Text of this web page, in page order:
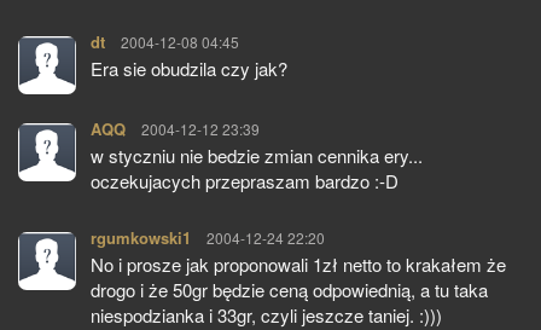
dt pisze:
2004-12-08 04:45
Era sie obudzila czy jak?
AQQ pisze:
2004-12-12 23:39
w styczniu nie bedzie zmian cennika ery...
oczekujacych przepraszam bardzo :-D
rgumkowski1 pisze:
2004-12-24 22:20
No i prosze jak proponowali 1zł netto to krakałem że
drogo i że 50gr będzie ceną odpowiednią, a tu taka
niespodzianka i 33gr, czyli jeszcze taniej. :)))